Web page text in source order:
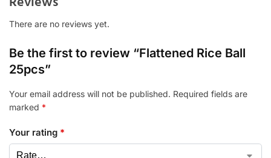
There are no reviews yet.
Be the first to review “Flattened Rice Ball
25pcs”
Your email address will not be published. Required fields are
marked *
Your rating *